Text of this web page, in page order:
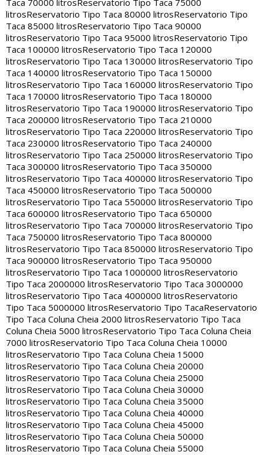
Taca 70000 litros Reservatorio Tipo Taca 75000
litrosReservatorio Tipo Taca 80000 litrosReservatorio Tipo
Taca 85000 litrosReservatorio Tipo Taca 90000
litrosReservatorio Tipo Taca 95000 litrosReservatorio Tipo
Taca 100000 litrosReservatorio Tipo Taca 120000
litrosReservatorio Tipo Taca 130000 litrosReservatorio Tipo
Taca 140000 litrosReservatorio Tipo Taca 150000
litrosReservatorio Tipo Taca 160000 litrosReservatorio Tipo
Taca 170000 litrosReservatorio Tipo Taca 180000
litrosReservatorio Tipo Taca 190000 litrosReservatorio Tipo
Taca 200000 litrosReservatorio Tipo Taca 210000
litrosReservatorio Tipo Taca 220000 litrosReservatorio Tipo
Taca 230000 litrosReservatorio Tipo Taca 240000
litrosReservatorio Tipo Taca 250000 litrosReservatorio Tipo
Taca 300000 litrosReservatorio Tipo Taca 350000
litrosReservatorio Tipo Taca 400000 litrosReservatorio Tipo
Taca 450000 litrosReservatorio Tipo Taca 500000
litrosReservatorio Tipo Taca 550000 litrosReservatorio Tipo
Taca 600000 litrosReservatorio Tipo Taca 650000
litrosReservatorio Tipo Taca 700000 litrosReservatorio Tipo
Taca 750000 litrosReservatorio Tipo Taca 800000
litrosReservatorio Tipo Taca 850000 litrosReservatorio Tipo
Taca 900000 litrosReservatorio Tipo Taca 950000
litrosReservatorio Tipo Taca 1000000 litrosReservatorio
Tipo Taca 2000000 litrosReservatorio Tipo Taca 3000000
litrosReservatorio Tipo Taca 4000000 litrosReservatorio
Tipo Taca 5000000 litrosReservatorio Tipo TacaReservatorio
Tipo Taca Coluna Cheia 2000 litrosReservatorio Tipo Taca
Coluna Cheia 5000 litrosReservatorio Tipo Taca Coluna Cheia
7000 litrosReservatorio Tipo Taca Coluna Cheia 10000
litrosReservatorio Tipo Taca Coluna Cheia 15000
litrosReservatorio Tipo Taca Coluna Cheia 20000
litrosReservatorio Tipo Taca Coluna Cheia 25000
litrosReservatorio Tipo Taca Coluna Cheia 30000
litrosReservatorio Tipo Taca Coluna Cheia 35000
litrosReservatorio Tipo Taca Coluna Cheia 40000
litrosReservatorio Tipo Taca Coluna Cheia 45000
litrosReservatorio Tipo Taca Coluna Cheia 50000
litrosReservatorio Tipo Taca Coluna Cheia 55000